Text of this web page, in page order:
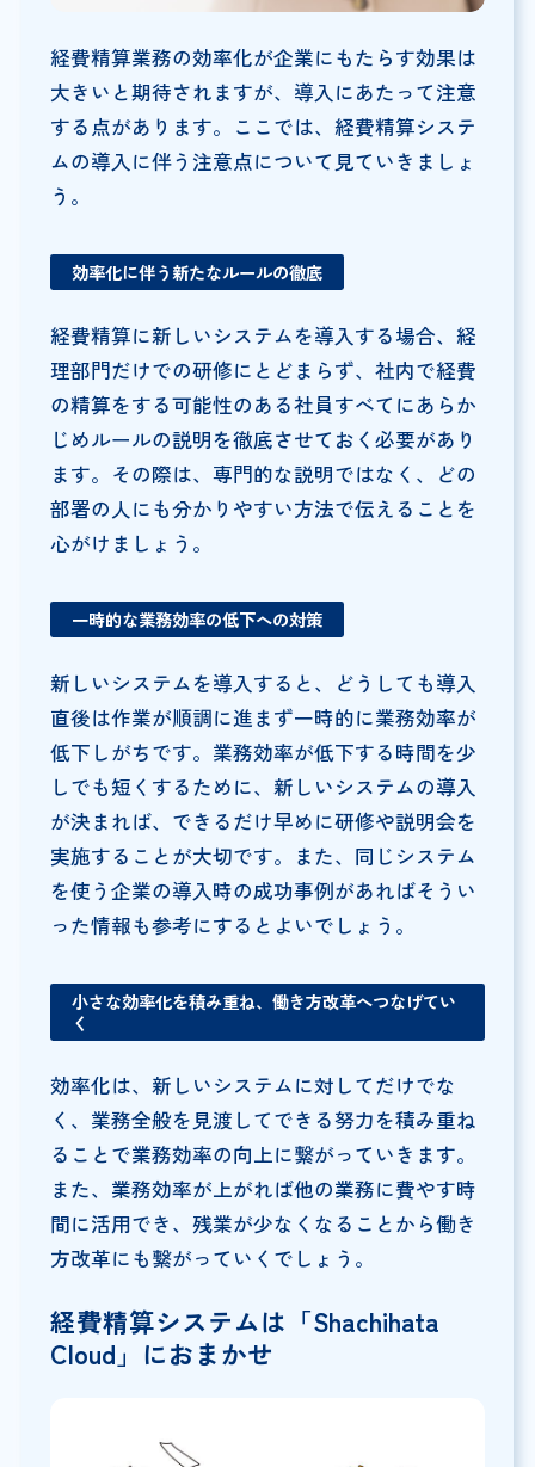
経費精算業務の効率化が企業にもたらす効果は
大きいと期待されますが、導入にあたって注意
する点があります。ここでは、経費精算システ
ムの導入に伴う注意点について見ていきましょ
う。
効率化に伴う新たなルールの徹底
経費精算に新しいシステムを導入する場合、経
理部門だけでの研修にとどまらず、社内で経費
の精算をする可能性のある社員すべてにあらか
じめルールの説明を徹底させておく必要があり
ます。その際は、専門的な説明ではなく、どの
部署の人にも分かりやすい方法で伝えることを
心がけましょう。
一時的な業務効率の低下への対策
新しいシステムを導入すると、どうしても導入
直後は作業が順調に進まず一時的に業務効率が
低下しがちです。業務効率が低下する時間を少
しでも短くするために、新しいシステムの導入
が決まれば、できるだけ早めに研修や説明会を
実施することが大切です。また、同じシステム
を使う企業の導入時の成功事例があればそうい
った情報も参考にするとよいでしょう。
小さな効率化を積み重ね、働き方改革へつなげてい
く
効率化は、新しいシステムに対してだけでな
く、業務全般を見渡してできる努力を積み重ね
ることで業務効率の向上に繋がっていきます。
また、業務効率が上がれば他の業務に費やす時
間に活用でき、残業が少なくなることから働き
方改革にも繋がっていくでしょう。
経費精算システムは「Shachihata
Cloud」におまかせ